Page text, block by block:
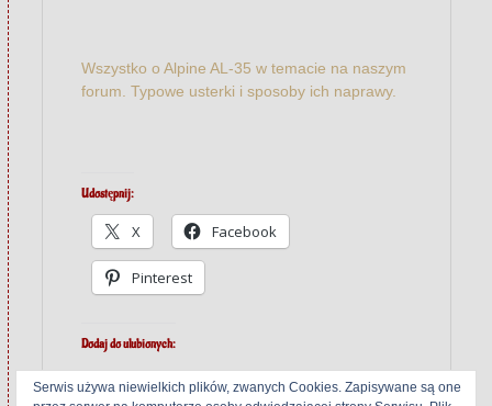
Wszystko o Alpine AL-35 w temacie na naszym
forum. Typowe usterki i sposoby ich naprawy.
Udostępnij:
X Facebook
Pinterest
Dodaj do ulubionych:
Serwis używa niewielkich plików, zwanych Cookies. Zapisywane są one